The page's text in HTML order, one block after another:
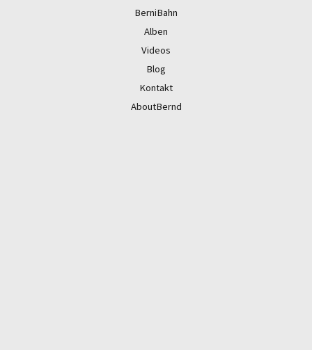
BerniBahn
Alben
Videos
Blog
Kontakt
AboutBernd